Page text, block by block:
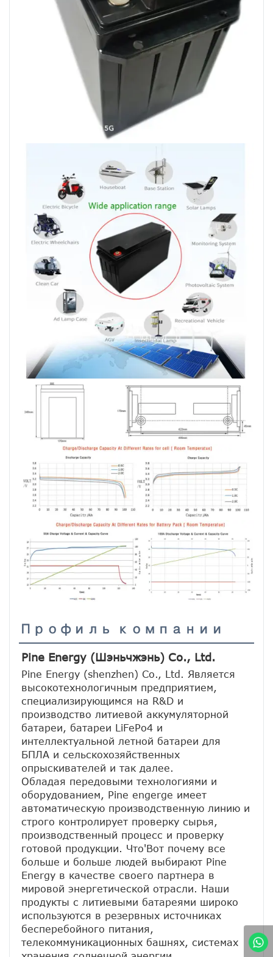
Профиль компании
Pine Energy (Шэньчжэнь) Co., Ltd.
Pine Energy (shenzhen) Co., Ltd. Является
высокотехнологичным предприятием,
специализирующимся на R&D и
производство литиевой аккумуляторной
батареи, батареи LiFePo4 и
интеллектуальной летной батареи для
БПЛА и сельскохозяйственных
опрыскивателей и так далее.
Обладая передовыми технологиями и
оборудованием, Pine engerge имеет
автоматическую производственную линию и
строго контролирует проверку сырья,
производственный процесс и проверку
готовой продукции. Что'Вот почему все
больше и больше людей выбирают Pine
Energy в качестве своего партнера в
мировой энергетической отрасли. Наши
продукты с литиевыми батареями широко
используются в резервных источниках
бесперебойного питания,
телекоммуникационных башнях, системах